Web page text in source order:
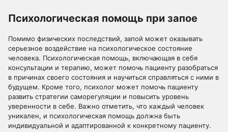
Психологическая помощь при запое
Помимо физических последствий, запой может оказывать
серьезное воздействие на психологическое состояние
человека. Психологическая помощь, включающая в себя
консультации и терапию, может помочь пациенту разобраться
в причинах своего состояния и научиться справляться с ними в
будущем. Кроме того, психолог может помочь пациенту
развить стратегии саморегуляции и повысить уровень
уверенности в себе. Важно отметить, что каждый человек
уникален, и психологическая помощь должна быть
индивидуальной и адаптированной к конкретному пациенту.